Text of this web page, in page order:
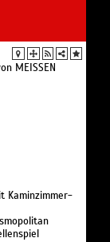
MEISSEN
Kaminzimmer-